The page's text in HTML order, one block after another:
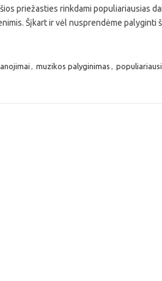
priežasties rinkdami populiariausias
Šįkart ir vėl nusprendėme palyginti
, muzikos palyginimas ,